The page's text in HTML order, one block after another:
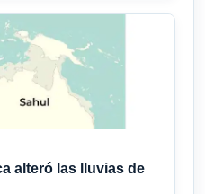
alteró las lluvias de